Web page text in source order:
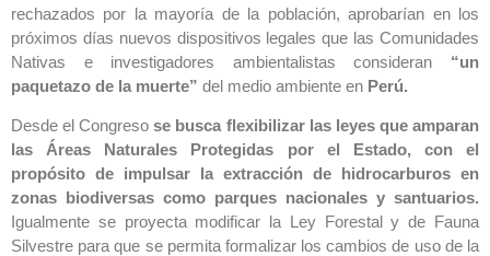
rechazados por la mayoría de la población, aprobarían en los
próximos días nuevos dispositivos legales que las Comunidades
Nativas e investigadores ambientalistas consideran “un
paquetazo de la muerte” del medio ambiente en Perú.
Desde el Congresose busca flexibilizar las leyes que amparan
las Áreas Naturales Protegidas por el Estado, con el
propósito de impulsar la extracción de hidrocarburos en
zonas biodiversas como parques nacionales y santuarios.
Igualmente se proyecta modificar la Ley Forestal y de Fauna
Silvestre para que se permita formalizar los cambios de uso de la